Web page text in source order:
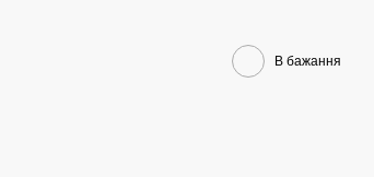
В бажання